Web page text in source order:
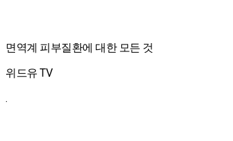
면역계 피부질환에 대한 모든 것
위드유 TV
.